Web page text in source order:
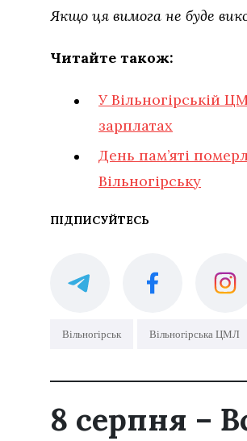
Якщо ця вимога не буде
Читайте також:
У Вільногірській
зарплатах
День пам’яті
Вільногірську
ПІДПИСУЙТЕСЬ
Вільногірськ Вільногірська ЦМЛ
8 серпня –